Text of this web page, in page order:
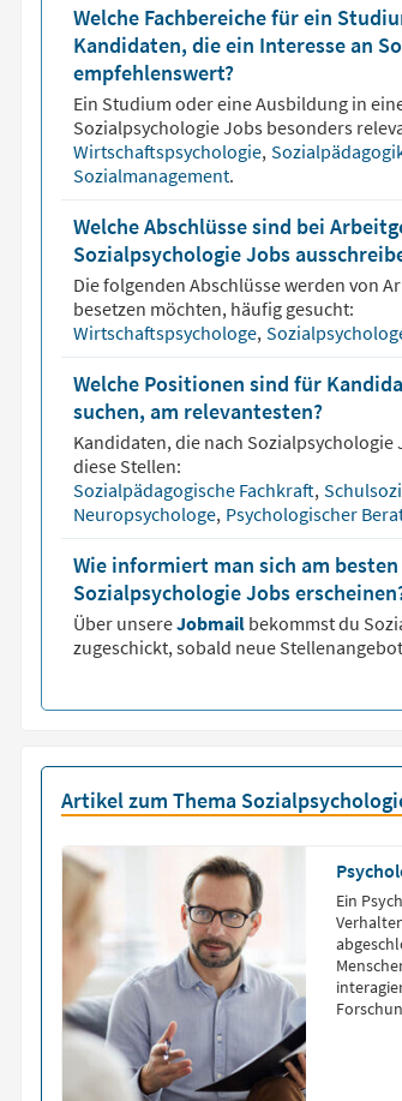
Welche Fachbereiche für ein
Kandidaten, die ein Interesse an
empfehlenswert?
Ein Studium oder eine Ausbildung in
SozialpsychologieJobs besonders
Wirtschaftspsychologie,
Sozialmanagement.
Welche Abschlüsse sind bei
Sozialpsychologie Jobs
Die folgenden Abschlüsse werden von
besetzen möchten, häufig gesucht:
Wirtschaftspsychologe,
Welche Positionen sind für
suchen, am relevantesten?
Kandidaten, die nach Sozialpsychologie
diese Stellen:
Sozialpädagogische Fachkraft,
Neuropsychologe, Psychologischer
Wie informiert man sich am
Sozialpsychologie Jobs
Über unsereJobmail bekommst du
zugeschickt, sobald neue
Artikel zum Thema
Ein